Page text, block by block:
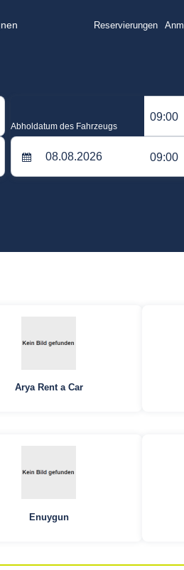
Reservierungen
Abholdatum des Fahrzeugs
09:00
09:00
Arya Rent a Car
Enuygun